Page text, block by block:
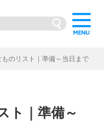
ものリスト｜準備～当日まで【
ト｜準備～